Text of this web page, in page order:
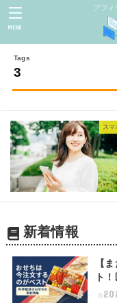
アフィ
MENU
3
スマ
新着情報
【
ト